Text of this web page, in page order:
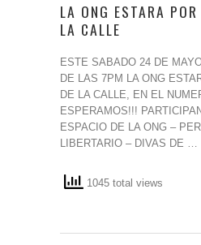
LA ONG ESTARA
LA CALLE
ESTE SABADO 24 DE
DE LAS 7PM LA ONG
DE LA CALLE, EN EL
ESPERAMOS!!!
ESPACIO DE LA ONG –
LIBERTARIO – DIVAS DE …
1045 total views